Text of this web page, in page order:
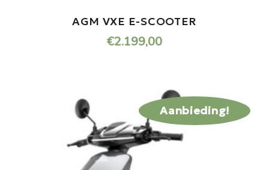
AGM VXE E-SCOOTER
€2.199,00
Aanbieding!